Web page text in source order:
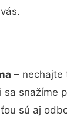
– nechajte
sa snažíme
sú aj